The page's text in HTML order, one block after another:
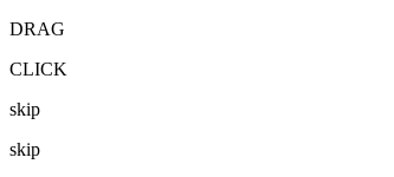
DRAG
CLICK
skip
skip